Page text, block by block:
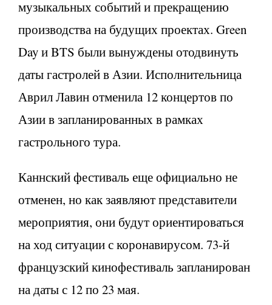
музыкальных событий и прекращению
производства на будущих проектах. Green
Day и BTS были вынуждены отодвинуть
даты гастролей в Азии. Исполнительница
Аврил Лавин отменила 12 концертов по
Азии в запланированных в рамках
гастрольного тура.
Каннский фестиваль еще официально не
отменен, но как заявляют представители
мероприятия, они будут ориентироваться
на ход ситуации с коронавирусом. 73-й
французский кинофестиваль запланирован
на даты с 12 по 23 мая.